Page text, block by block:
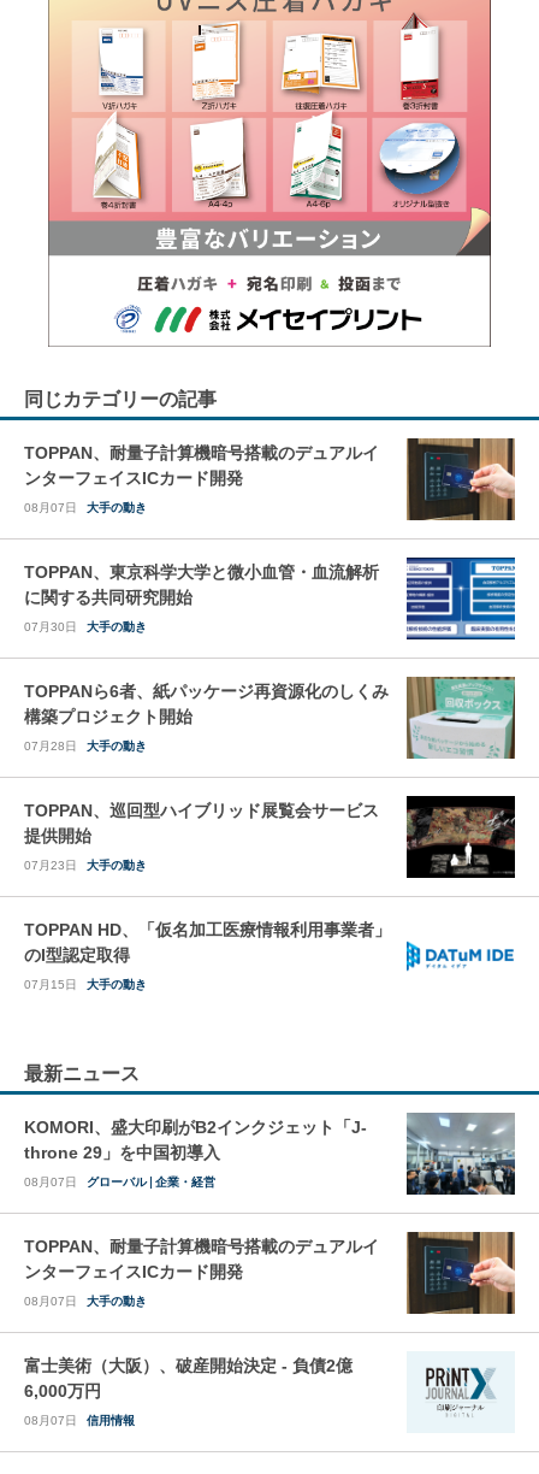
同じカテゴリーの記事
TOPPAN、耐量子計算機暗号搭載のデュアルイ
ンターフェイスICカード開発
08月07日 大手の動き
TOPPAN、東京科学大学と微小血管・血流解析
に関する共同研究開始
07月30日 大手の動き
TOPPANら6者、紙パッケージ再資源化のしくみ
構築プロジェクト開始
07月28日 大手の動き
TOPPAN、巡回型ハイブリッド展覧会サービス
提供開始
07月23日 大手の動き
TOPPAN HD、「仮名加工医療情報利用事業者」
のI型認定取得
07月15日 大手の動き
最新ニュース
KOMORI、盛大印刷がB2インクジェット「J-
throne 29」を中国初導入
08月07日 グローバル 企業・経営
TOPPAN、耐量子計算機暗号搭載のデュアルイ
ンターフェイスICカード開発
08月07日 大手の動き
富士美術（大阪）、破産開始決定 - 負債2億
6,000万円
08月07日 信用情報